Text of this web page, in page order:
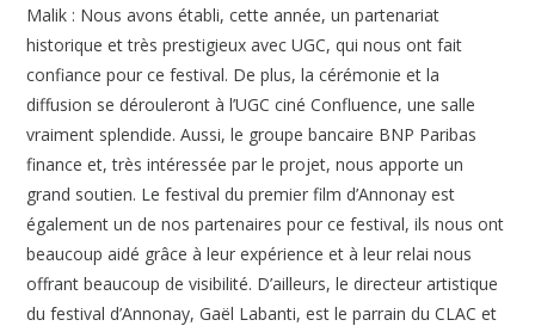
Malik : Nous avons établi, cette année, un partenariat
historique et très prestigieux avec UGC, qui nous ont fait
confiance pour ce festival. De plus, la cérémonie et la
diffusion se dérouleront à l’UGC ciné Confluence, une salle
vraiment splendide. Aussi, le groupe bancaire BNP Paribas
finance et, très intéressée par le projet, nous apporte un
grand soutien. Le festival du premier film d’Annonay est
également un de nos partenaires pour ce festival, ils nous ont
beaucoup aidé grâce à leur expérience et à leur relai nous
offrant beaucoup de visibilité. D’ailleurs, le directeur artistique
du festival d’Annonay, Gaël Labanti, est le parrain du CLAC et